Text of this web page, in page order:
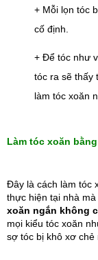
+ Mỗi lọn tóc
cố định.
+ Để tóc như
tóc ra sẽ thấy
làm tóc xoăn
Làm tóc xoăn
Đây là cách làm tóc
thực hiện tại nhà
xoăn ngắn không
mọi kiểu tóc xoăn
sợ tóc bị khô xơ chẻ